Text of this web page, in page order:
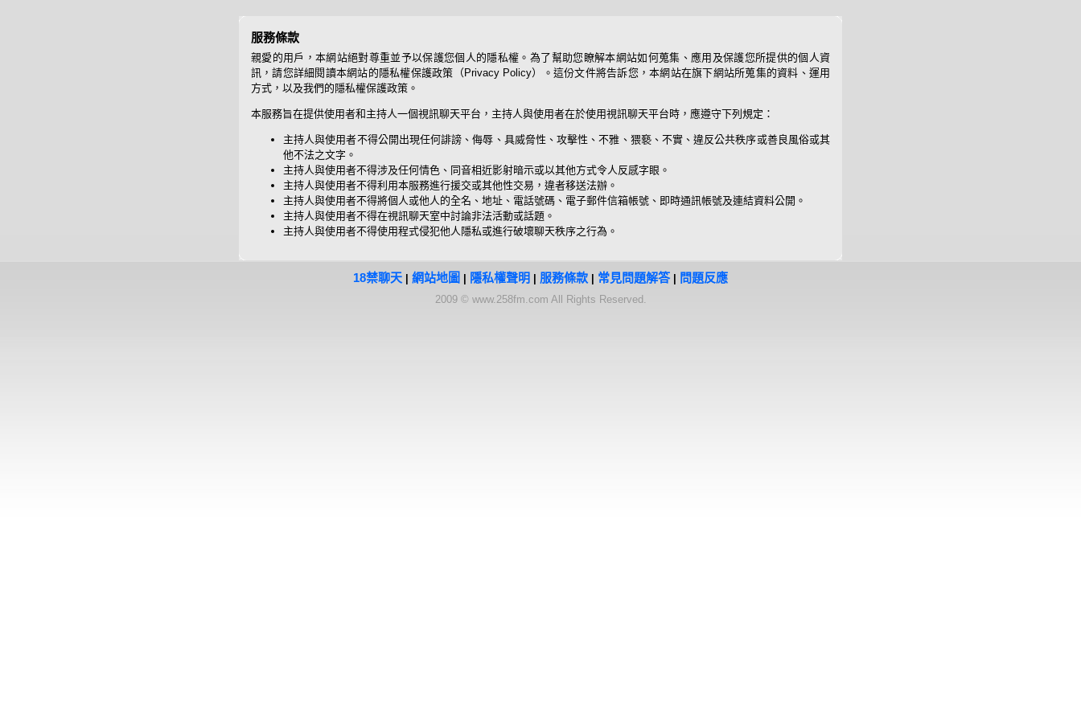
服務條款
親愛的用戶，本網站絕對尊重並予以保護您個人的隱私權。為了幫助您瞭解本網站如何蒐集、應用及保護您所提供的個人資
訊，請您詳細閱讀本網站的隱私權保護政策（Privacy Policy）。這份文件將告訴您，本網站在旗下網站所蒐集的資料、運用
方式，以及我們的隱私權保護政策。
本服務旨在提供使用者和主持人一個視訊聊天平台，主持人與使用者在於使用視訊聊天平台時，應遵守下列規定：
主持人與使用者不得公開出現任何誹謗、侮辱、具威脅性、攻擊性、不雅、猥褻、不實、違反公共秩序或善良風俗或其
他不法之文字。
主持人與使用者不得涉及任何情色、同音相近影射暗示或以其他方式令人反感字眼。
主持人與使用者不得利用本服務進行援交或其他性交易，違者移送法辦。
主持人與使用者不得將個人或他人的全名、地址、電話號碼、電子郵件信箱帳號、即時通訊帳號及連結資料公開。
主持人與使用者不得在視訊聊天室中討論非法活動或話題。
主持人與使用者不得使用程式侵犯他人隱私或進行破壞聊天秩序之行為。
18禁聊天 網站地圖 隱私權聲明 服務條款 常見問題解答 問題反應
2009 © www.258fm.com All Rights Reserved.